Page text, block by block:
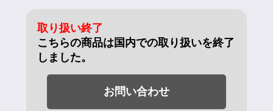
取り扱い終了
こちらの商品は国内での取り扱いを終了
しました。
お問い合わせ